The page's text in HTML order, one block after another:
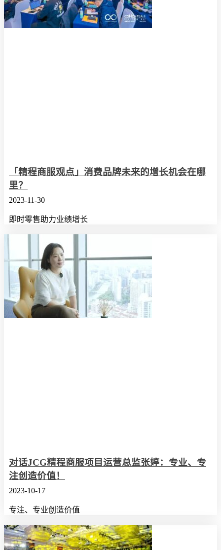
「精程商服观点」消费品牌未来的增长机会在哪
里？
2023-11-30
即时零售助力业绩增长
对话JCG精程商服项目运营总监张婷：专业、专
注创造价值！
2023-10-17
专注、专业创造价值